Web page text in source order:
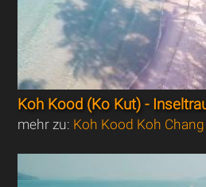
Koh Kood (Ko Kut) -
mehr zu: Koh Kood Koh Chang